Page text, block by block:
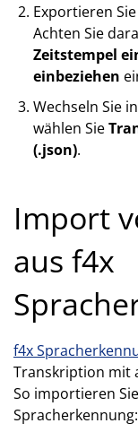
Exportieren
Achten Sie
Zeitstempel
einbeziehen
Wechseln Sie
wählen Sie
(.json).
Import
aus f4x
f4x
Transkription mit
So importieren
Spracherkennung: